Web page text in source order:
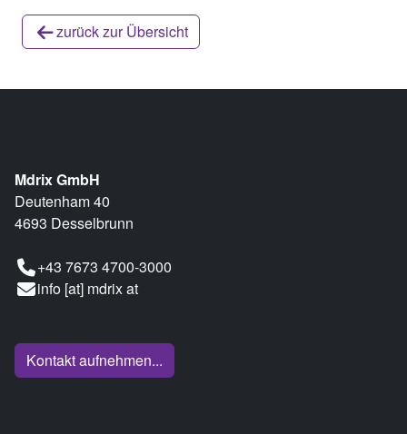
zurück zur Übersicht
Mdrix GmbH
Deutenham 40
4693 Desselbrunn
+43 7673 4700-3000
info [at] mdrix at
Kontakt aufnehmen...